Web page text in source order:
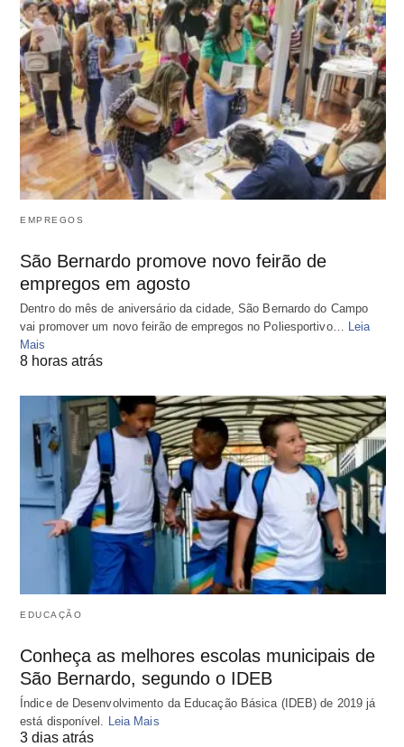
EMPREGOS
São Bernardo promove novo feirão de
empregos em agosto
Dentro do mês de aniversário da cidade, São Bernardo do Campo
vai promover um novo feirão de empregos no Poliesportivo…
Leia
Mais
8 horas atrás
EDUCAÇÃO
Conheça as melhores escolas municipais de
São Bernardo, segundo o IDEB
Índice de Desenvolvimento da Educação Básica (IDEB) de 2019 já
está disponível. Leia Mais
3 dias atrás